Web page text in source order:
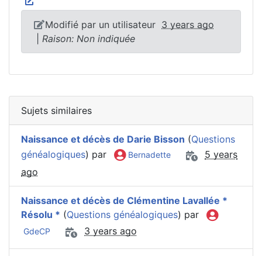
Modifié par un utilisateur 3 years ago
Raison: Non indiquée
Sujets similaires
Naissance et décès de Darie Bisson (Questions
généalogiques) par Bernadette
5 years
ago
Naissance et décès de Clémentine Lavallée *
Résolu * (Questions généalogiques) par
GdeCP 3 years ago